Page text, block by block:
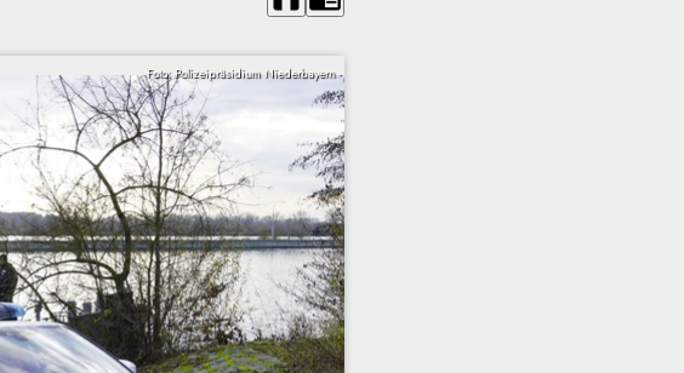
Foto: Polizeipräsidium Niederbayern